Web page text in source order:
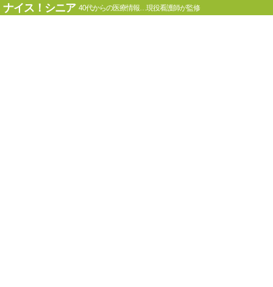
ナイス！シニア 40代からの医療情報…現役看護師が監修